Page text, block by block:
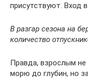
присутствуют. Вход
В разгар сезона на
количество
Правда, взрослым не
морю до глубин, но